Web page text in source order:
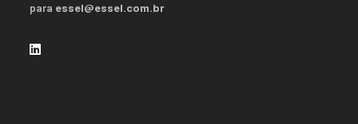
para essel@essel.com.br